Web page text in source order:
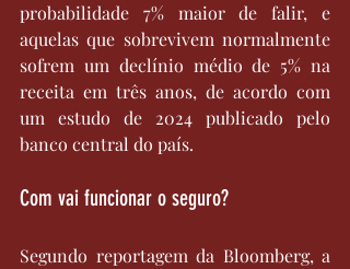
probabilidade 7% maior de falir, e
aquelas que sobrevivem normalmente
sofrem um declínio médio de 5% na
receita em três anos, de acordo com
um estudo de 2024 publicado pelo
banco central do país.
Com vai funcionar o seguro?
Segundo reportagem da Bloomberg, a